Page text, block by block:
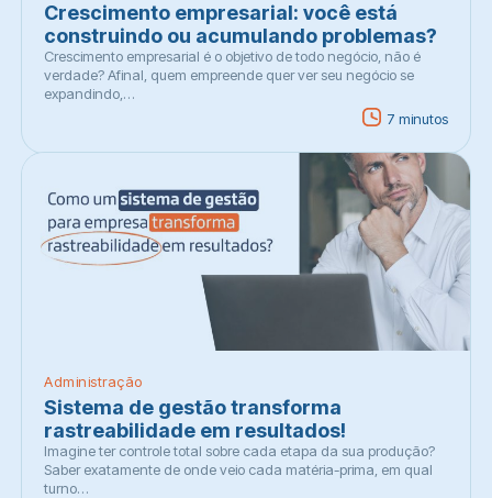
Crescimento empresarial: você está
construindo ou acumulando problemas?
Crescimento empresarial é o objetivo de todo negócio, não é
verdade? Afinal, quem empreende quer ver seu negócio se
expandindo,…
7 minutos
Administração
Sistema de gestão transforma
rastreabilidade em resultados!
Imagine ter controle total sobre cada etapa da sua produção?
Saber exatamente de onde veio cada matéria-prima, em qual
turno…